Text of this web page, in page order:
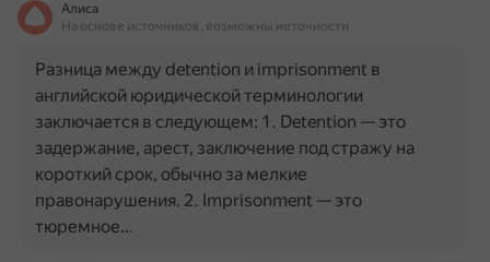
Алиса
На основе источников, возможны неточности
Разница между detention и imprisonment в
английской юридической терминологии
заключается в следующем: 1. Detention — это
задержание, арест, заключение под стражу на
короткий срок, обычно за мелкие
правонарушения. 2. Imprisonment — это
тюремное…